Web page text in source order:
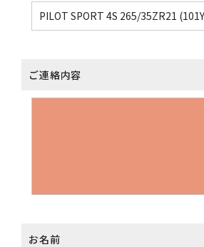
ご連絡内容
お名前